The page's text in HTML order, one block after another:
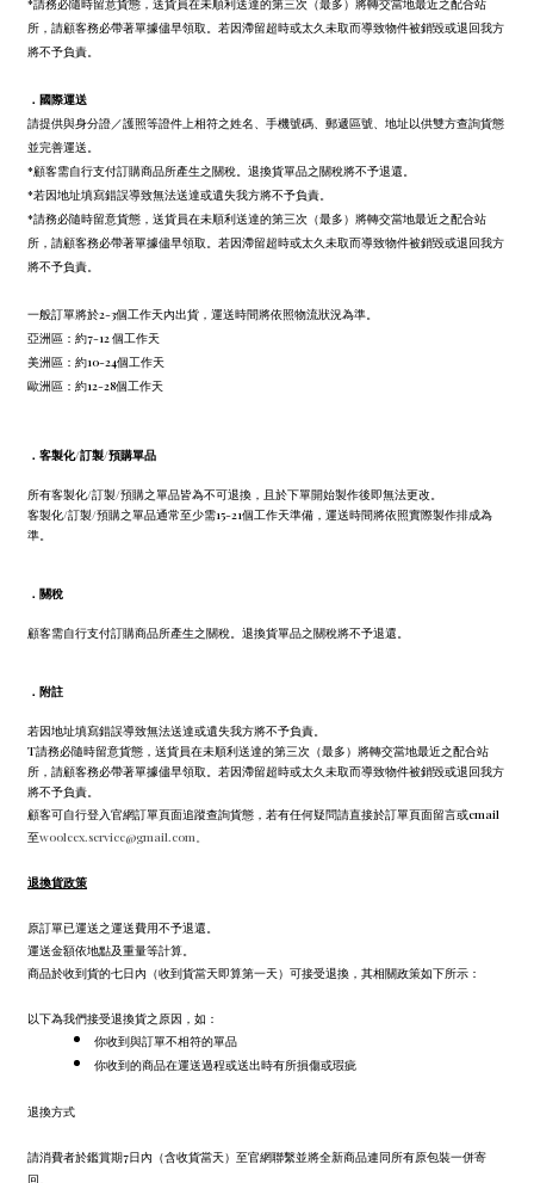
*請務必隨時留意貨態，送貨員在未順利送達的第三次（最多）將轉交當地最近之配合站
所，請顧客務必帶著單據儘早領取。若因滯留超時或太久未取而導致物件被銷毀或退回我方
將不予負責。
． 國際運送
請提供與身分證／護照等證件上相符之姓名、手機號碼、郵遞區號、地址以供雙方查詢貨態
並完善運送。
*顧客需自行支付訂購商品所產生之關稅。退換貨單品之關稅將不予退還。
*若因地址填寫錯誤導致無法送達或遺失我方將不予負責。
*請務必隨時留意貨態，送貨員在未順利送達的第三次（最多）將轉交當地最近之配合站
所，請顧客務必帶著單據儘早領取。若因滯留超時或太久未取而導致物件被銷毀或退回我方
將不予負責。
一般訂單將於2-3個工作天內出貨，運送時間將依照物流狀況為準。
亞洲區：約7-12 個工作天
美洲區：約10-24個工作天
歐洲區：約12-28個工作天
． 客製化/訂製/預購單品
所有客製化/訂製/預購之單品皆為不可退換，且於下單開始製作後即無法更改。
客製化/訂製/預購之單品通常至少需15-21個工作天準備，運送時間將依照實際製作排成為
準。
． 關稅
顧客需自行支付訂購商品所產生之關稅。退換貨單品之關稅將不予退還。
． 附註
若因地址填寫錯誤導致無法送達或遺失我方將不予負責。
T請務必隨時留意貨態，送貨員在未順利送達的第三次（最多）將轉交當地最近之配合站
所，請顧客務必帶著單據儘早領取。若因滯留超時或太久未取而導致物件被銷毀或退回我方
將不予負責。
顧客可自行登入官網訂單頁面追蹤查詢貨態，若有任何疑問請直接於訂單頁面留言或email
至wooleex.service@gmail.com。
退換貨政策
原訂單已運送之運送費用不予退還。
運送金額依地點及重量等計算。
商品於收到貨的七日內（收到貨當天即算第一天）可接受退換，其相關政策如下所示：
以下為我們接受退換貨之原因，如：
你收到與訂單不相符的單品
你收到的商品在運送過程或送出時有所損傷或瑕疵
退換方式
請消費者於鑑賞期7日內（含收貨當天）至官網聯繫並將全新商品連同所有原包裝一併寄
回。